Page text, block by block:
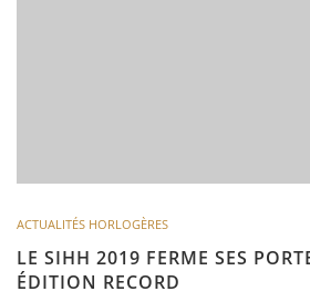
ACTUALITÉS HORLOGÈRES
LE SIHH 2019 FERME SES
ÉDITION RECORD